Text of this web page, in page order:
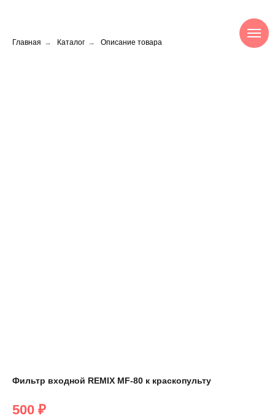
Главная → Каталог → Описание товара
Фильтр входной REMIX MF-80 к краскопульту
500 ₽